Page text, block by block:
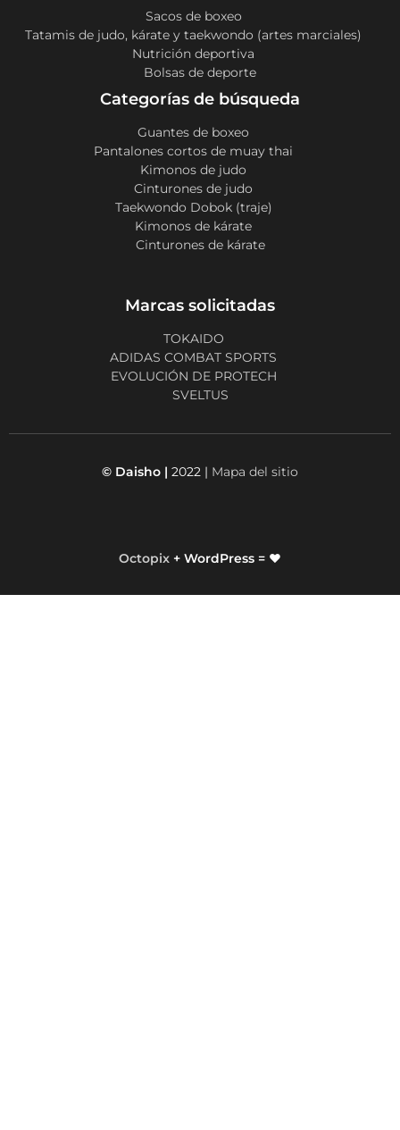
Sacos de boxeo
Tatamis de judo, kárate y taekwondo (artes marciales)
Nutrición deportiva
Bolsas de deporte
Categorías de búsqueda
Guantes de boxeo
Pantalones cortos de muay thai
Kimonos de judo
Cinturones de judo
Taekwondo Dobok (traje)
Kimonos de kárate
Cinturones de kárate
Marcas solicitadas
TOKAIDO
ADIDAS COMBAT SPORTS
EVOLUCIÓN DE PROTECH
SVELTUS
© Daisho | 2022 | Mapa del sitio
Octopix + WordPress = ❤